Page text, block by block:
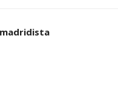
madridista